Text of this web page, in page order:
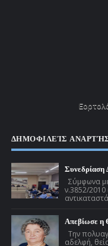
ΔΗΜΟΦΙΛΕΊΣ
Σύμφωνα
ν.3852/
Απεβίωσε η
Την
αδελφή,